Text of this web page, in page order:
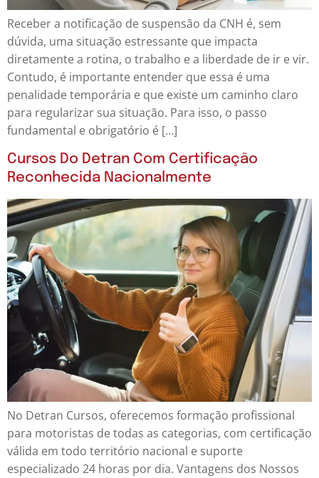
Receber a notificação de suspensão da CNH é, sem
dúvida, uma situação estressante que impacta
diretamente a rotina, o trabalho e a liberdade de ir e vir.
Contudo, é importante entender que essa é uma
penalidade temporária e que existe um caminho claro
para regularizar sua situação. Para isso, o passo
fundamental e obrigatório é […]
Cursos Do Detran Com Certificação
Reconhecida Nacionalmente
No Detran Cursos, oferecemos formação profissional
para motoristas de todas as categorias, com certificação
válida em todo território nacional e suporte
especializado 24 horas por dia. Vantagens dos Nossos